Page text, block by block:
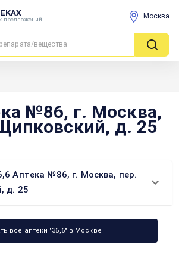
предложений Москва
№86, г. Москва,
д. 25
Аптека №86, г. Москва, пер.
д. 25
все аптеки "36,6" в Москве